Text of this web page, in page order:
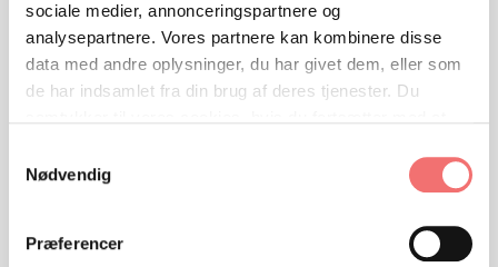
sociale medier, annonceringspartnere og
analysepartnere. Vores partnere kan kombinere disse
data med andre oplysninger, du har givet dem, eller som
de har indsamlet fra din brug af deres tjenester. Du
Nødvendig
Præferencer
VIEW
Opgave 1
Elevråd for en dag